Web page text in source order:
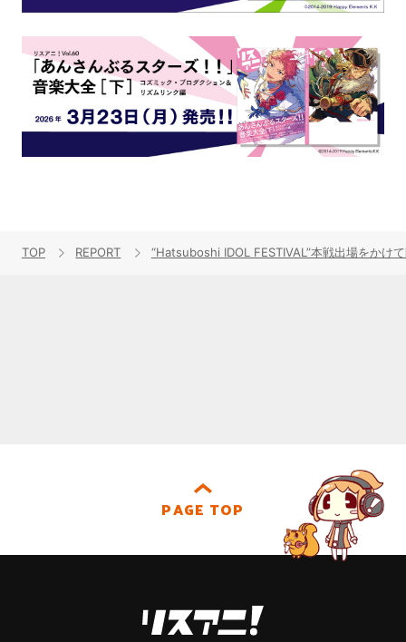
TOP REPORT “Hatsuboshi IDOL FESTIVAL”本戦出場をかけ
PAGE TOP